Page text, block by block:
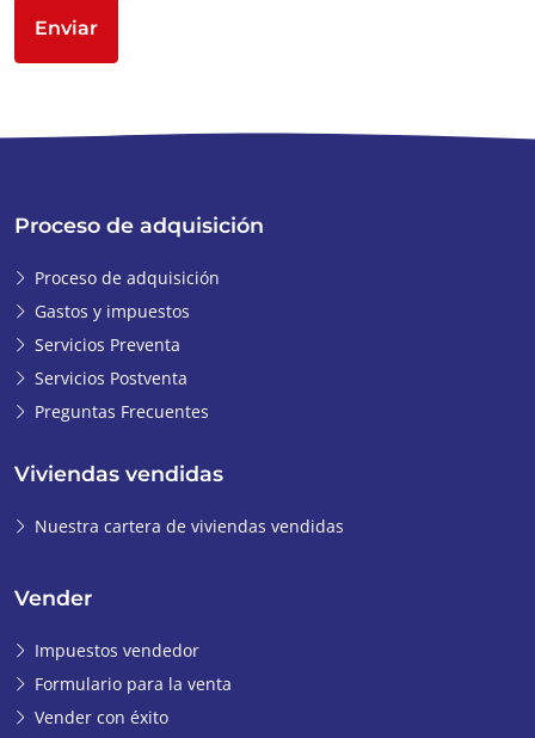
Enviar
Proceso de adquisición
Proceso de adquisición
Gastos y impuestos
Servicios Preventa
Servicios Postventa
Preguntas Frecuentes
Viviendas vendidas
Nuestra cartera de viviendas vendidas
Vender
Impuestos vendedor
Formulario para la venta
Vender con éxito